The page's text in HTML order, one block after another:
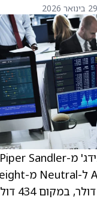
29 בינואר 2026
של 530